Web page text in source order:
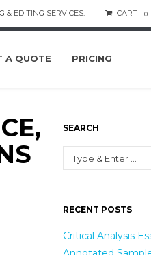
& EDITING SERVICES. CART 0
A QUOTE PRICING
SEARCH
RECENT POSTS
Critical Analysis